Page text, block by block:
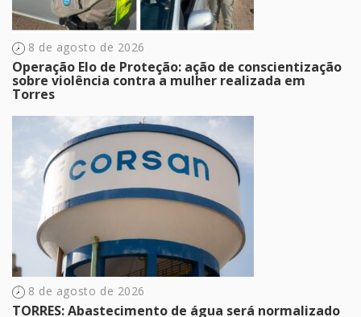
8 de agosto de 2026
Operação Elo de Proteção: ação de conscientização
sobre violência contra a mulher realizada em
Torres
8 de agosto de 2026
TORRES: Abastecimento de água será normalizado